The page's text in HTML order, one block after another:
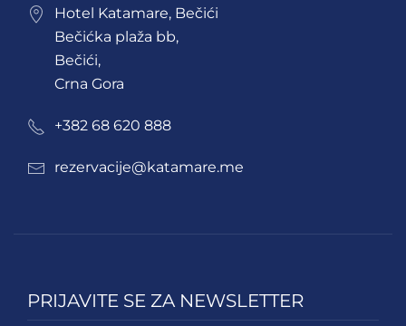
Hotel Katamare, Bečići
Bečićka plaža bb,
Bečići,
Crna Gora
+382 68 620 888
rezervacije@katamare.me
PRIJAVITE SE ZA NEWSLETTER